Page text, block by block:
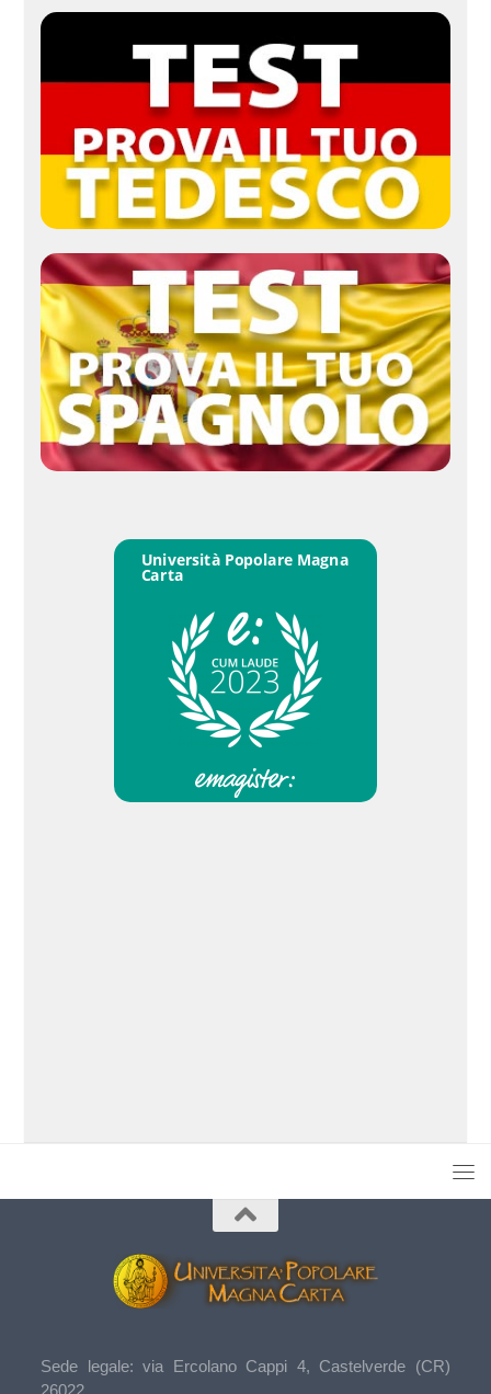
Sede legale: via Ercolano Cappi 4, Castelverde (CR)
26022